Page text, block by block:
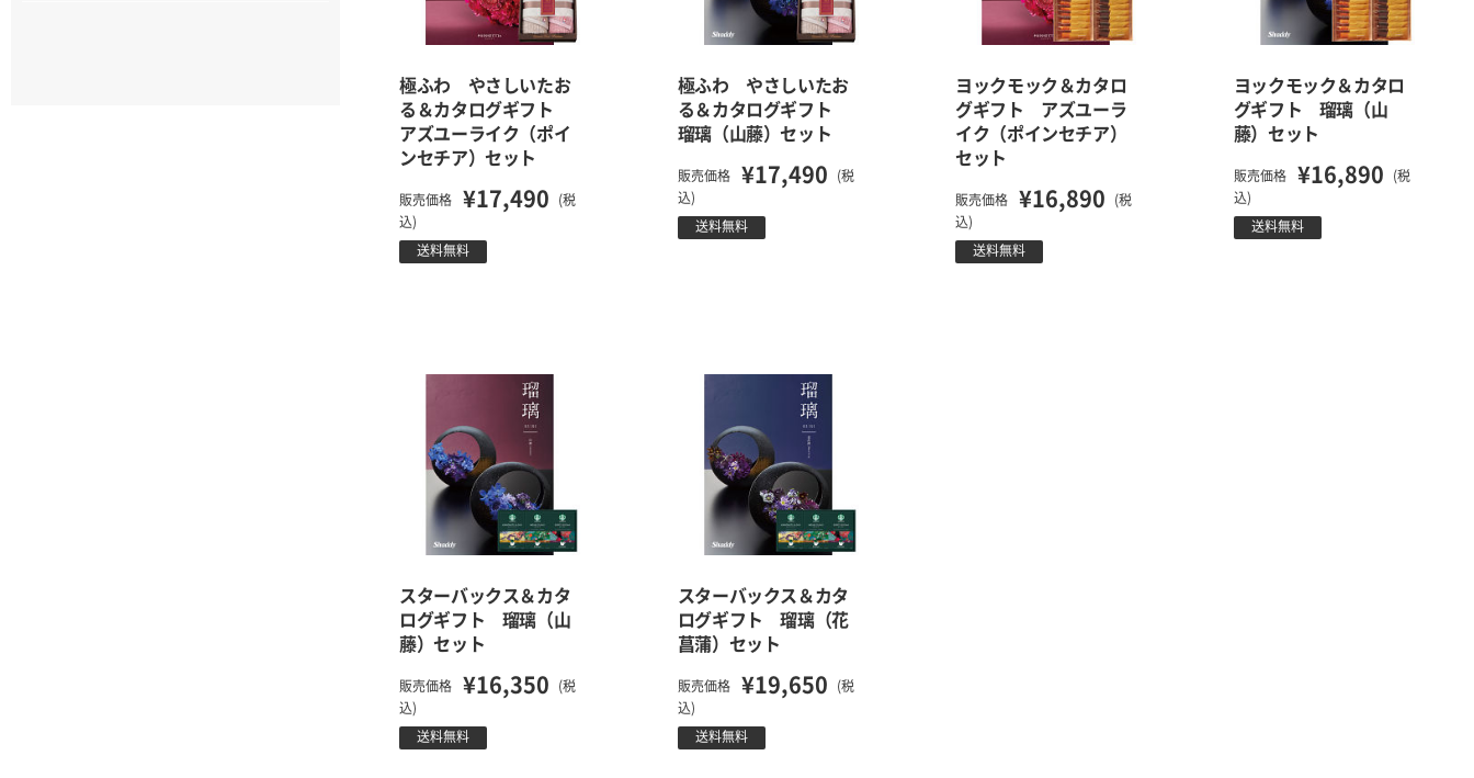
極ふわ やさしいたお
る＆カタログギフト
アズユーライク（ポイ
ンセチア）セット
販売価格 ¥17,490
(税
込)
送料無料
極ふわ やさしいたお
る＆カタログギフト
瑠璃（山藤）セット
販売価格 ¥17,490
(税
込)
送料無料
ヨックモック＆カタロ
グギフト アズユーラ
イク（ポインセチア）
セット
販売価格 ¥16,890
(税
込)
送料無料
ヨックモック＆カタロ
グギフト 瑠璃（山
藤）セット
販売価格 ¥16,890
(税
込)
送料無料
スターバックス＆カタ
ログギフト 瑠璃（山
藤）セット
販売価格 ¥16,350
(税
込)
送料無料
スターバックス＆カタ
ログギフト 瑠璃（花
菖蒲）セット
販売価格 ¥19,650
(税
込)
送料無料